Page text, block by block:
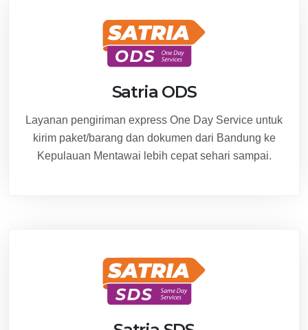
Satria ODS
Layanan pengiriman express One Day Service untuk
kirim paket/barang dan dokumen dari Bandung ke
Kepulauan Mentawai lebih cepat sehari sampai.